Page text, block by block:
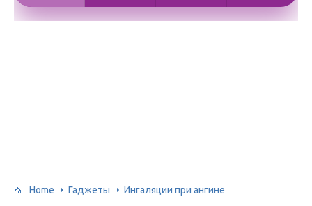
Home Гаджеты Ингаляции при ангине